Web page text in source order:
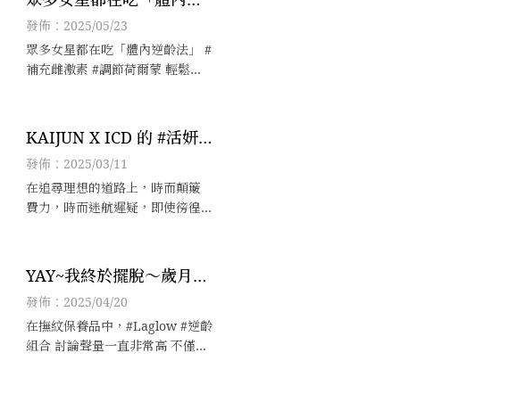
透過日夜護膚四步驟，順勢跟著
我一起進行簡易的按摩
齡法」
發佈：2025/05/23
眾多女星都在吃「體內逆齡法」 #
補充雌激素 #調節荷爾蒙 輕鬆告
KAIJUN X ICD 的 #活妍
奇肌 派對，在場請出聲！
發佈：2025/03/11
在追尋理想的道路上，時而顛簸
費力，時而迷航遲疑，即使徬徨
視中持續精進，在幻象誘惑中站
穩腳步，以實務經驗中積累能
量。
YAY~我終於擺脫～歲月無
情的詛皺～老化命運的安
排！
發佈：2025/04/20
在撫紋保養品中，#Laglow #逆齡
組合 討論聲量一直非常高 不僅榮